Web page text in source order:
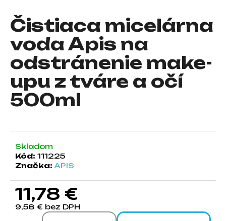
Čistiaca micelárna
voda Apis na
odstránenie make-
upu z tváre a očí
500ml
Skladom
Kód: 111225
Značka: APIS
11,78 €
9,58 € bez DPH
Jednotková cena:
á
j
s
ť
?
O
d
p
o
ú